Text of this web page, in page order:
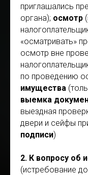
приглашались
органа); осмотр
«осматривать»
осмотр вне
по проведению
имущества
выемка
выездная
двери и сейфы
подписи)
2. К вопросу об
(истребование